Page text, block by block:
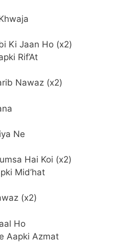
Ki Jaan Ho (x2)
Rif’At
Nawaz (x2)
Ne
Hai Koi (x2)
Mid’hat
(x2)
Ho
Aapki Azmat